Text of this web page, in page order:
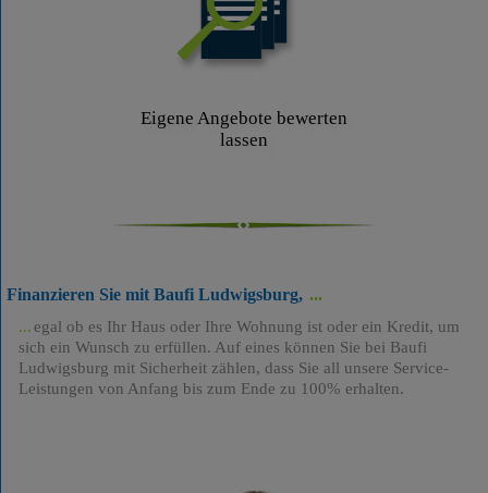
Eigene Angebote bewerten
lassen
Finanzieren Sie mit Baufi Ludwigsburg,
egal ob es Ihr Haus oder Ihre Wohnung ist oder ein Kredit, um
sich ein Wunsch zu erfüllen. Auf eines können Sie bei Baufi
Ludwigsburg mit Sicherheit zählen, dass Sie all unsere Service-
Leistungen von Anfang bis zum Ende zu 100% erhalten.